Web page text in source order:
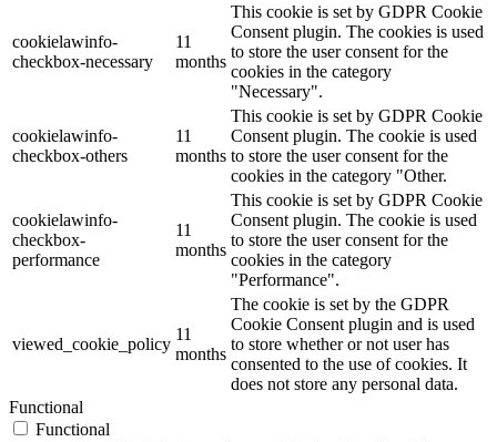
cookielawinfo-
checkbox-necessary
11
months
This cookie is set by GDPR Cookie
Consent plugin. The cookies is used
to store the user consent for the
cookies in the category
"Necessary".
cookielawinfo-
checkbox-others
11
months
This cookie is set by GDPR Cookie
Consent plugin. The cookie is used
to store the user consent for the
cookies in the category "Other.
cookielawinfo-
checkbox-
performance
11
months
This cookie is set by GDPR Cookie
Consent plugin. The cookie is used
to store the user consent for the
cookies in the category
"Performance".
viewed_cookie_policy
11
months
The cookie is set by the GDPR
Cookie Consent plugin and is used
to store whether or not user has
consented to the use of cookies. It
does not store any personal data.
Functional
Functional